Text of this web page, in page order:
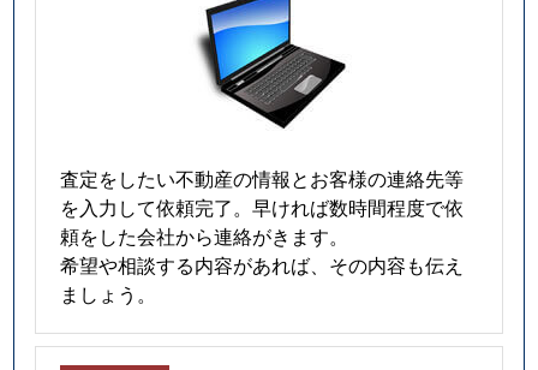
査定をしたい不動産の情報とお客様の連絡先等
を入力して依頼完了。早ければ数時間程度で依
頼をした会社から連絡がきます。
希望や相談する内容があれば、その内容も伝え
ましょう。